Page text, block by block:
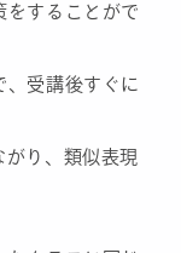
をすることがで
受講後すぐに
がり、類似表現